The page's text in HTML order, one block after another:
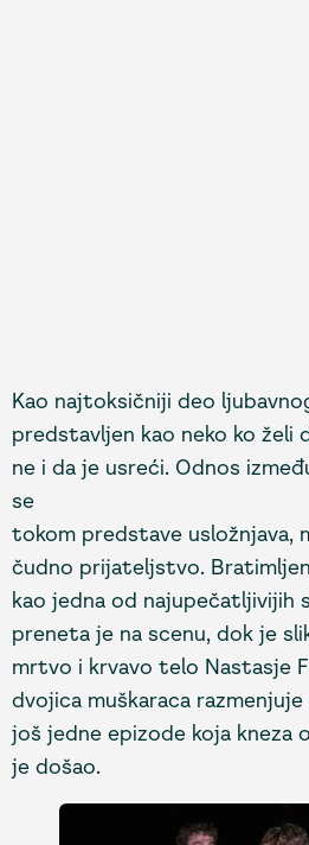
Kao najtoksičniji deo
predstavljen kao neko ko želi
ne i da je usreći. Odnos
se
tokom predstave usložnjava,
čudno prijateljstvo.
kao jedna od najupečatljivijih
preneta je na scenu, dok je
mrtvo i krvavo telo Nastasje
dvojica muškaraca
još jedne epizode koja kneza
je došao.